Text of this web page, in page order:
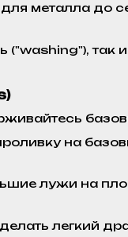
металла до
так
на
лужи на
легкий